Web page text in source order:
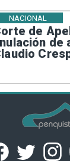
de
de
NACIONAL